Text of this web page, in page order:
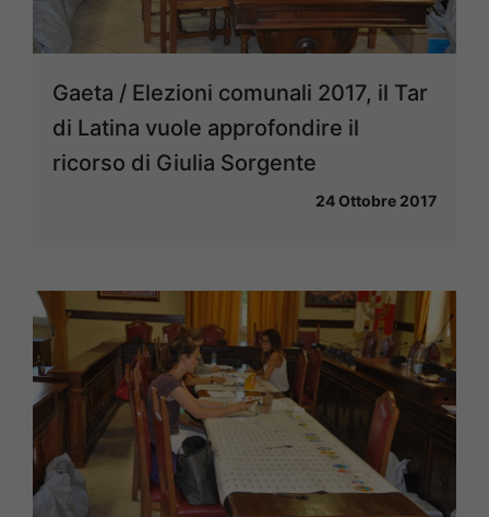
Gaeta / Elezioni comunali 2017, il Tar
di Latina vuole approfondire il
ricorso di Giulia Sorgente
24 Ottobre 2017